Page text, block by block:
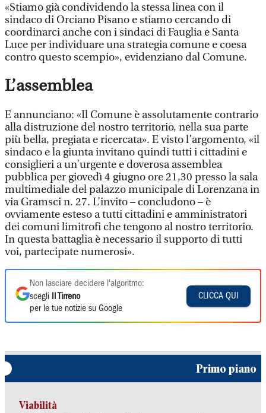
«Stiamo già condividendo la stessa linea con il
sindaco di Orciano Pisano e stiamo cercando di
coordinarci anche con i sindaci di Fauglia e Santa
Luce per individuare una strategia comune e coesa
contro questo scempio», evidenziano dal Comune.
L’assemblea
E annunciano: «Il Comune è assolutamente contrario
alla distruzione del nostro territorio, nella sua parte
più bella, pregiata e ricercata». E visto l’argomento, «il
sindaco e la giunta invitano quindi tutti i cittadini e
consiglieri a un’urgente e doverosa assemblea
pubblica per giovedì 4 giugno ore 21,30 presso la sala
multimediale del palazzo municipale di Lorenzana in
via Gramsci n. 27. L’invito – concludono – è
ovviamente esteso a tutti cittadini e amministratori
dei comuni limitrofi che tengono al nostro territorio.
In questa battaglia è necessario il supporto di tutti
voi, partecipate numerosi».
Non lasciare decidere l'algoritmo:
scegli
Il Tirreno
per le tue notizie su Google
CLICCA QUI
Primo piano
Viabilità